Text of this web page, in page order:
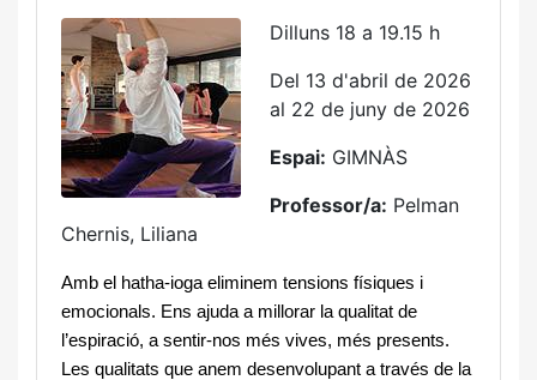
Dilluns 18 a 19.15 h
Del 13 d'abril de 2026
al 22 de juny de 2026
Espai: GIMNÀS
Professor/a: Pelman
Chernis, Liliana
Amb el hatha-ioga eliminem tensions físiques i
emocionals. Ens ajuda a millorar la qualitat de
l’espiració, a sentir-nos més vives, més presents.
Les qualitats que anem desenvolupant a través de la